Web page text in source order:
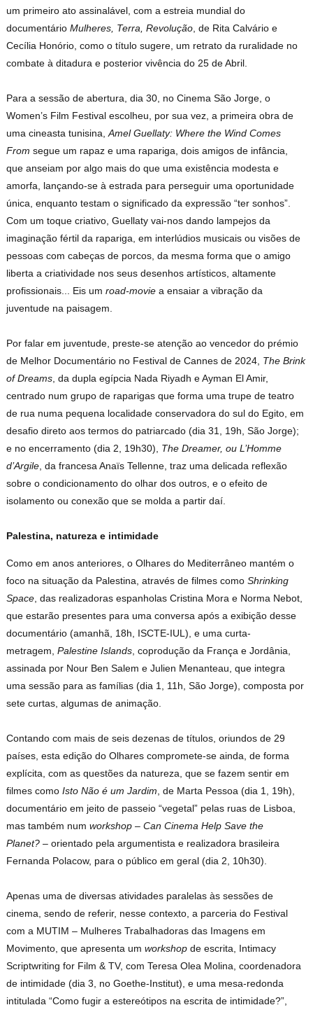
um primeiro ato assinalável, com a estreia mundial do
documentárioMulheres, Terra, Revolução, de Rita Calvário e
Cecília Honório, como o título sugere, um retrato da ruralidade no
combate à ditadura e posterior vivência do 25 de Abril.
Para a sessão de abertura, dia 30, no Cinema São Jorge, o
Women’s Film Festival escolheu, por sua vez, a primeira obra de
uma cineasta tunisina,Amel Guellaty: Where the Wind Comes
From segue um rapaz e uma rapariga, dois amigos de infância,
que anseiam por algo mais do que uma existência modesta e
amorfa, lançando-se à estrada para perseguir uma oportunidade
única, enquanto testam o significado da expressão “ter sonhos”.
Com um toque criativo, Guellaty vai-nos dando lampejos da
imaginação fértil da rapariga, em interlúdios musicais ou visões de
pessoas com cabeças de porcos, da mesma forma que o amigo
liberta a criatividade nos seus desenhos artísticos, altamente
profissionais... Eis umroad-movie a ensaiar a vibração da
juventude na paisagem.
Por falar em juventude, preste-se atenção ao vencedor do prémio
de Melhor Documentário no Festival de Cannes de 2024, The Brink
of Dreams, da dupla egípcia Nada Riyadh e Ayman El Amir,
centrado num grupo de raparigas que forma uma trupe de teatro
de rua numa pequena localidade conservadora do sul do Egito, em
desafio direto aos termos do patriarcado (dia 31, 19h, São Jorge);
e no encerramento (dia 2, 19h30), The Dreamer, ou L’Homme
d’Argile, da francesa Anaïs Tellenne, traz uma delicada reflexão
sobre o condicionamento do olhar dos outros, e o efeito de
isolamento ou conexão que se molda a partir daí.
Palestina, natureza e intimidade
Como em anos anteriores, oOlhares do Mediterrâneo mantém o
foco na situação da Palestina, através de filmes comoShrinking
Space, das realizadoras espanholas Cristina Mora e Norma Nebot,
que estarão presentes para uma conversa após a exibição desse
documentário (amanhã, 18h, ISCTE-IUL), e uma curta-
metragem,Palestine Islands, coprodução da França e Jordânia,
assinada por Nour Ben Salem e Julien Menanteau, que integra
uma sessão para as famílias (dia 1, 11h, São Jorge), composta por
sete curtas, algumas de animação.
Contando com mais de seis dezenas de títulos, oriundos de 29
países, esta edição do Olhares compromete-se ainda, de forma
explícita, com as questões da natureza, que se fazem sentir em
filmes comoIsto Não é um Jardim, de Marta Pessoa (dia 1, 19h),
documentário em jeito de passeio “vegetal” pelas ruas de Lisboa,
mas também numworkshop –Can Cinema Help Save the
Planet? – orientado pela argumentista e realizadora brasileira
Fernanda Polacow, para o público em geral (dia 2, 10h30).
Apenas uma de diversas atividades paralelas às sessões de
cinema, sendo de referir, nesse contexto, a parceria do Festival
com a MUTIM – Mulheres Trabalhadoras das Imagens em
Movimento, que apresenta umworkshop de escrita, Intimacy
Scriptwriting for Film & TV, com Teresa Olea Molina, coordenadora
de intimidade (dia 3, no Goethe-Institut), e uma mesa-redonda
intitulada “Como fugir a estereótipos na escrita de intimidade?”,